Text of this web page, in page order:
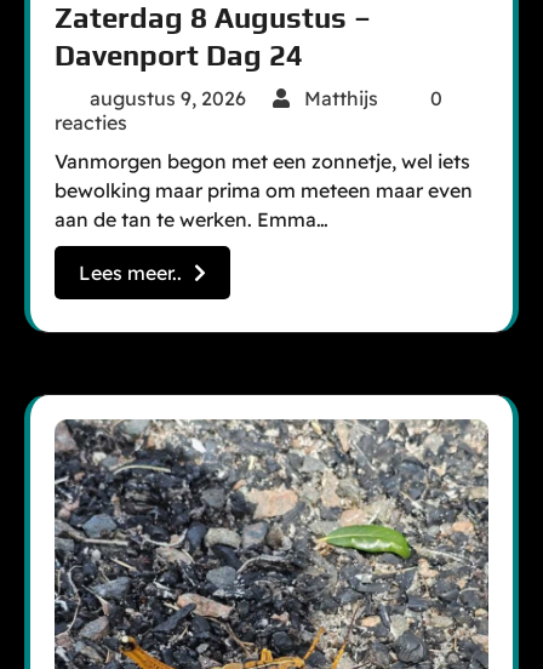
Zaterdag 8 Augustus –
Davenport Dag 24
augustus 9, 2026 Matthijs
0
reacties
Vanmorgen begon met een zonnetje, wel iets
bewolking maar prima om meteen maar even
aan de tan te werken. Emma…
Lees meer..